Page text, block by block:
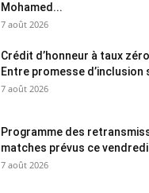
Mohamed...
7 août 2026
Crédit d’honneur à taux
Entre promesse d’inclusion
7 août 2026
Programme des
matches prévus ce vendredi
7 août 2026